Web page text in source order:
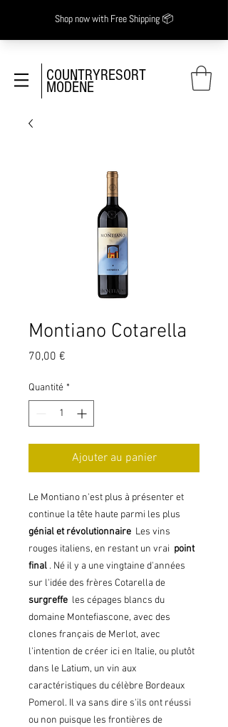
COUNTRYRESORT
MODÈNE
Montiano Cotarella
70,00 €
Quantité *
Ajouter au panier
Le Montiano n'est plus à présenter et
continue la tête haute parmi les plus
génial et révolutionnaire Les vins
rouges italiens, en restant un vrai point
final . Né il y a une vingtaine d'années
sur l'idée des frères Cotarella de
surgreffe les cépages blancs du
domaine Montefiascone, avec des
clones français de Merlot, avec
l'intention de créer ici en Italie, ou plutôt
dans le Latium, un vin aux
caractéristiques du célèbre Bordeaux
Pomerol. Il va sans dire s'ils ont réussi
ou non puisque les frontières de